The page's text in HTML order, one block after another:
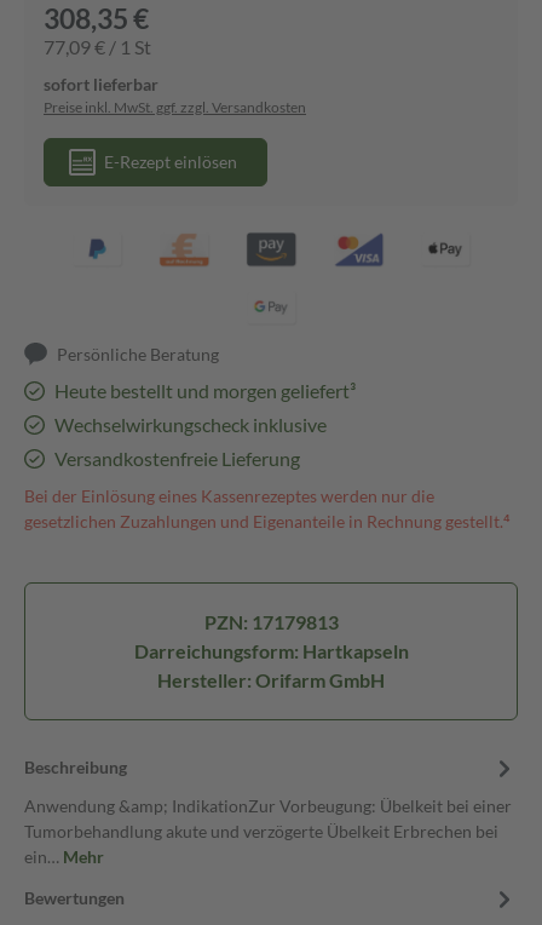
308,35 €
77,09 € / 1 St
sofort lieferbar
Preise inkl. MwSt. ggf. zzgl. Versandkosten
E-Rezept einlösen
Persönliche Beratung
Heute bestellt und morgen geliefert³
Wechselwirkungscheck inklusive
Versandkostenfreie Lieferung
Bei der Einlösung eines Kassenrezeptes werden nur die
gesetzlichen Zuzahlungen und Eigenanteile in Rechnung gestellt.⁴
PZN: 17179813
Darreichungsform: Hartkapseln
Hersteller: Orifarm GmbH
Beschreibung
Anwendung &amp; IndikationZur Vorbeugung: Übelkeit bei einer
Tumorbehandlung akute und verzögerte Übelkeit Erbrechen bei
ein… Mehr
Bewertungen